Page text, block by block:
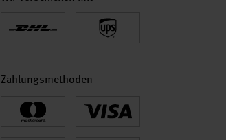
Zahlungsmethoden